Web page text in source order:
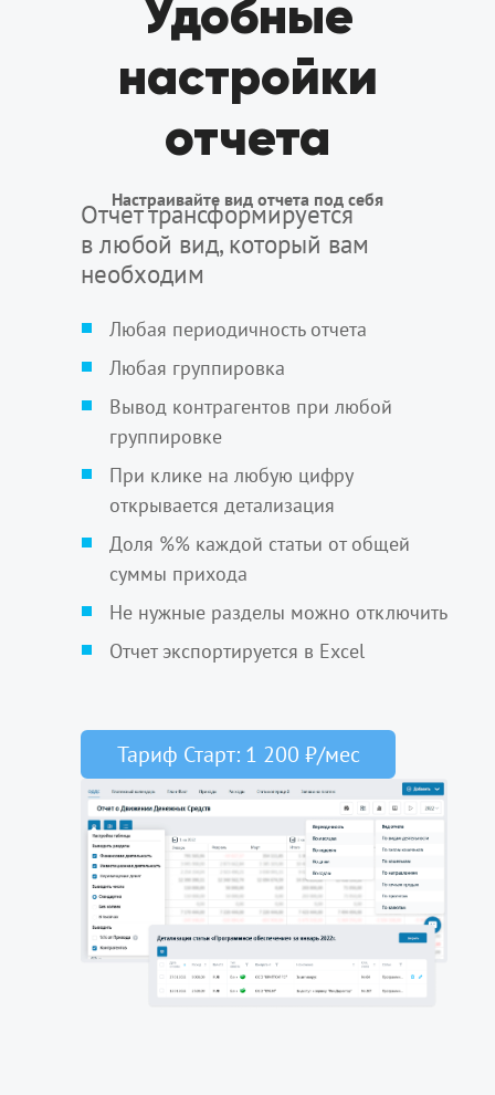
Удобные
настройки
отчета
Настраивайте вид отчета под себя
Отчет трансформируется
в любой вид, который вам
необходим
Любая периодичность отчета
Любая группировка
Вывод контрагентов при любой
группировке
При клике на любую цифру
открывается детализация
Доля %% каждой статьи от общей
суммы прихода
Не нужные разделы можно отключить
Отчет экспортируется в Excel
Тариф Старт: 1 200 ₽/мес